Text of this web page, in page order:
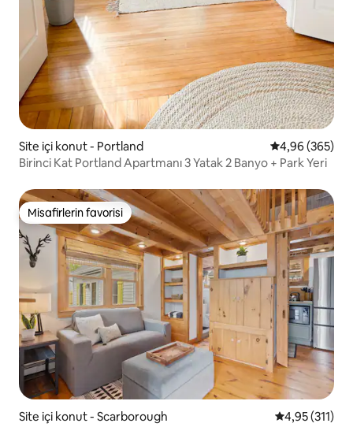
Site içi konut - Portland 5 üzerinden
4,96 (365)
Birinci Kat Portland Apartmanı 3 Yatak 2 Banyo + Park Yeri
Misafirlerin favorisi
Misafirlerin favorisi
Site içi konut - Scarborough 5 üzerinden
4,95 (311)